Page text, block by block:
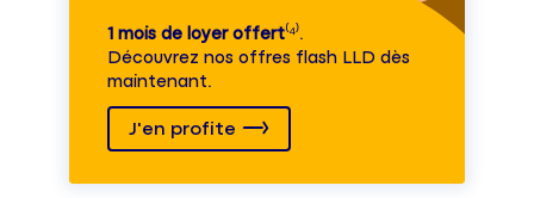
1 mois de loyer offert⁽⁴⁾.
Découvrez nos offres flash LLD dès
maintenant.
J'en profite